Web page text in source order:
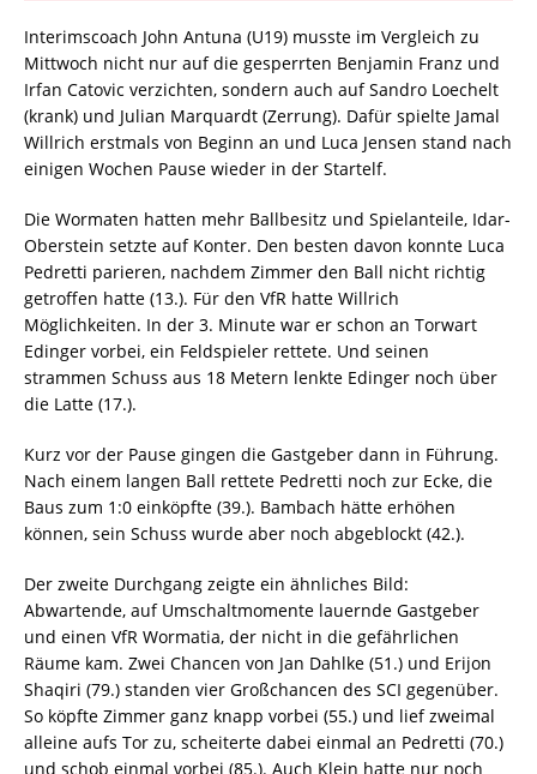
Interimscoach John Antuna (U19) musste im Vergleich zu
Mittwoch nicht nur auf die gesperrten Benjamin Franz und
Irfan Catovic verzichten, sondern auch auf Sandro Loechelt
(krank) und Julian Marquardt (Zerrung). Dafür spielte Jamal
Willrich erstmals von Beginn an und Luca Jensen stand nach
einigen Wochen Pause wieder in der Startelf.
Die Wormaten hatten mehr Ballbesitz und Spielanteile, Idar-
Oberstein setzte auf Konter. Den besten davon konnte Luca
Pedretti parieren, nachdem Zimmer den Ball nicht richtig
getroffen hatte (13.). Für den VfR hatte Willrich
Möglichkeiten. In der 3. Minute war er schon an Torwart
Edinger vorbei, ein Feldspieler rettete. Und seinen
strammen Schuss aus 18 Metern lenkte Edinger noch über
die Latte (17.).
Kurz vor der Pause gingen die Gastgeber dann in Führung.
Nach einem langen Ball rettete Pedretti noch zur Ecke, die
Baus zum 1:0 einköpfte (39.). Bambach hätte erhöhen
können, sein Schuss wurde aber noch abgeblockt (42.).
Der zweite Durchgang zeigte ein ähnliches Bild:
Abwartende, auf Umschaltmomente lauernde Gastgeber
und einen VfR Wormatia, der nicht in die gefährlichen
Räume kam. Zwei Chancen von Jan Dahlke (51.) und Erijon
Shaqiri (79.) standen vier Großchancen des SCI gegenüber.
So köpfte Zimmer ganz knapp vorbei (55.) und lief zweimal
alleine aufs Tor zu, scheiterte dabei einmal an Pedretti (70.)
und schob einmal vorbei (85.). Auch Klein hatte nur noch